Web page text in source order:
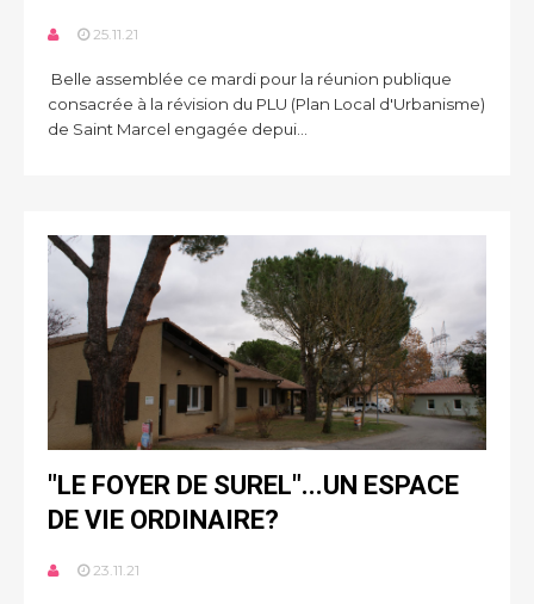
25.11.21
Belle assemblée ce mardi pour la réunion publique
consacrée à la révision du PLU (Plan Local d'Urbanisme)
de Saint Marcel engagée depui...
"LE FOYER DE SUREL"...UN ESPACE
DE VIE ORDINAIRE?
23.11.21